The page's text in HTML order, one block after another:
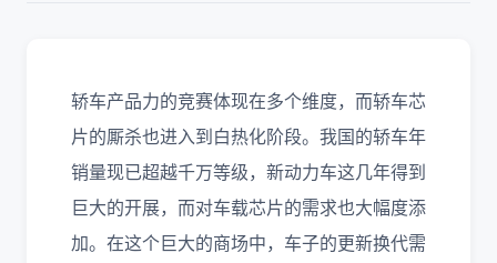
轿车产品力的竞赛体现在多个维度，而轿车芯
片的厮杀也进入到白热化阶段。我国的轿车年
销量现已超越千万等级，新动力车这几年得到
巨大的开展，而对车载芯片的需求也大幅度添
加。在这个巨大的商场中，车子的更新换代需